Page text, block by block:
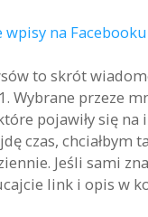
wpisy na Facebooku
to skrót
Wybrane przeze
pojawiły się na
czas, chciałbym
Jeśli sami
link i opis w